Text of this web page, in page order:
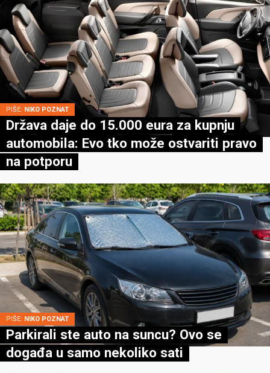
PIŠE: NIKO POZNAT
Država daje do 15.000 eura za kupnju
automobila: Evo tko može ostvariti pravo
na potporu
PIŠE: NIKO POZNAT
Parkirali ste auto na suncu? Ovo se
događa u samo nekoliko sati